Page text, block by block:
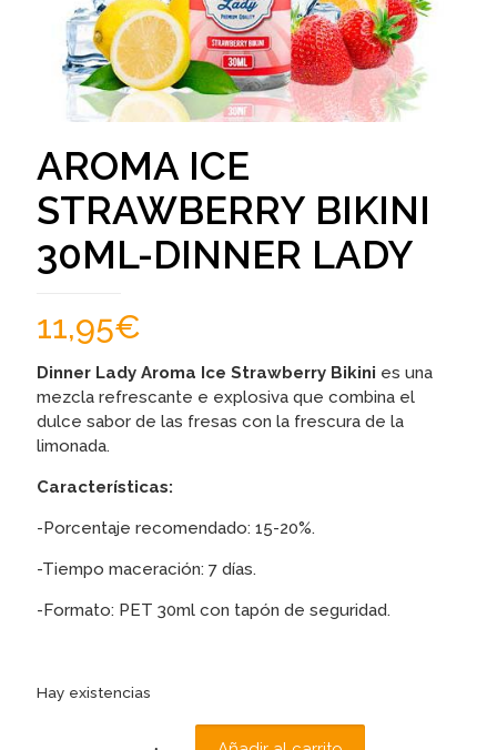
AROMA ICE
STRAWBERRY BIKINI
30ML-DINNER LADY
11,95€
Dinner Lady Aroma Ice Strawberry Bikini es una
mezcla refrescante e explosiva que combina el
dulce sabor de las fresas con la frescura de la
limonada.
Características:
-Porcentaje recomendado: 15-20%.
-Tiempo maceración: 7 días.
-Formato: PET 30ml con tapón de seguridad.
Hay existencias